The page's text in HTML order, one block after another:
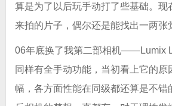
算是为了以后玩手动打了些基础。现
来拍的片子，偶尔还是能找出一两张
06年底换了我第二部相机——Lumix
同样有全手动功能，当初看上它的原
幅，各方面性能在同级都还算是不错